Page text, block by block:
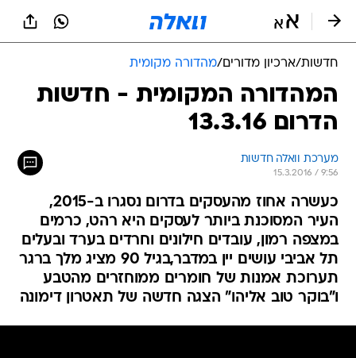
חדשות/ארכיון מדורים/מהדורה מקומית
המהדורה המקומית - חדשות
הדרום 13.3.16
מערכת וואלה חדשות
15.3.2016 / 9:56
כעשרה אחוז מהעסקים בדרום נסגרו ב-2015,
העיר המסוכנת ביותר לעסקים היא רהט, כרמים
במצפה רמון, עובדים חילונים וחרדים בערד ובעלים
תל אביבי עושים יין במדבר,בגיל 90 מציג מלך ברגר
תערוכת אמנות של חומרים ממוחזרים מהטבע
ו"בוקר טוב אליהו" הצגה חדשה של תאטרון דימונה